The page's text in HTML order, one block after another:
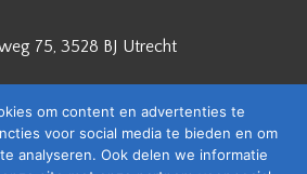
75, 3528 BJ Utrecht
75, 3528 BJ Utrecht
om content en advertenties te
voor social media te bieden en om
analyseren. Ook delen we informatie